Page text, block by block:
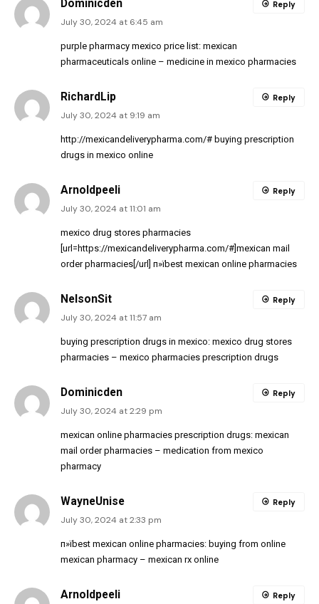
Dominicden
July 30, 2024 at 6:45 am
purple pharmacy mexico price list: mexican
pharmaceuticals online – medicine in mexico pharmacies
Reply
RichardLip
July 30, 2024 at 9:19 am
http://mexicandeliverypharma.com/# buying prescription
drugs in mexico online
Reply
Arnoldpeeli
July 30, 2024 at 11:01 am
mexico drug stores pharmacies
[url=https://mexicandeliverypharma.com/#]mexican mail
order pharmacies[/url] п»їbest mexican online pharmacies
Reply
NelsonSit
July 30, 2024 at 11:57 am
buying prescription drugs in mexico: mexico drug stores
pharmacies – mexico pharmacies prescription drugs
Reply
Dominicden
July 30, 2024 at 2:29 pm
mexican online pharmacies prescription drugs: mexican
mail order pharmacies – medication from mexico
pharmacy
Reply
WayneUnise
July 30, 2024 at 2:33 pm
п»їbest mexican online pharmacies: buying from online
mexican pharmacy – mexican rx online
Reply
Arnoldpeeli Reply